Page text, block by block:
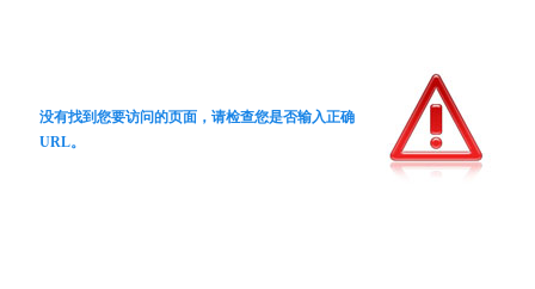
没有找到您要访问的页面，请检查您是否输入正确
URL。